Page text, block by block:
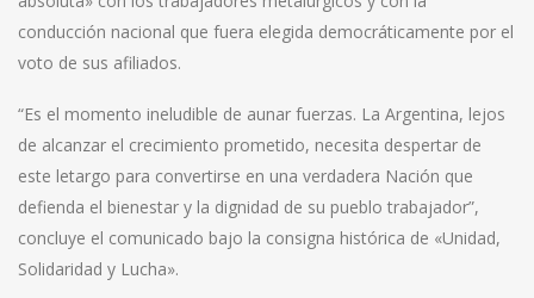
conducción nacional que fuera elegida democráticamente por el
voto de sus afiliados.
“Es el momento ineludible de aunar fuerzas. La Argentina, lejos
de alcanzar el crecimiento prometido, necesita despertar de
este letargo para convertirse en una verdadera Nación que
defienda el bienestar y la dignidad de su pueblo trabajador”,
concluye el comunicado bajo la consigna histórica de «Unidad,
Solidaridad y Lucha».